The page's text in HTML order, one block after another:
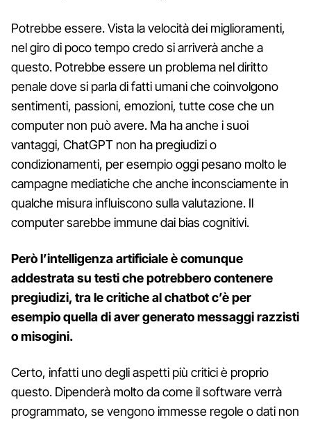
Potrebbe essere. Vista la velocità dei miglioramenti,
nel giro di poco tempo credo si arriverà anche a
questo. Potrebbe essere un problema nel diritto
penale dove si parla di fatti umani che coinvolgono
sentimenti, passioni, emozioni, tutte cose che un
computer non può avere. Ma ha anche i suoi
vantaggi, ChatGPT non ha pregiudizi o
condizionamenti, per esempio oggi pesano molto le
campagne mediatiche che anche inconsciamente in
qualche misura influiscono sulla valutazione. Il
computer sarebbe immune dai bias cognitivi.
Però l’intelligenza artificiale è comunque
addestrata su testi che potrebbero contenere
pregiudizi, tra le critiche al chatbot c’è per
esempio quella di aver generato messaggi razzisti
o misogini.
Certo, infatti uno degli aspetti più critici è proprio
questo. Dipenderà molto da come il software verrà
programmato, se vengono immesse regole o dati non